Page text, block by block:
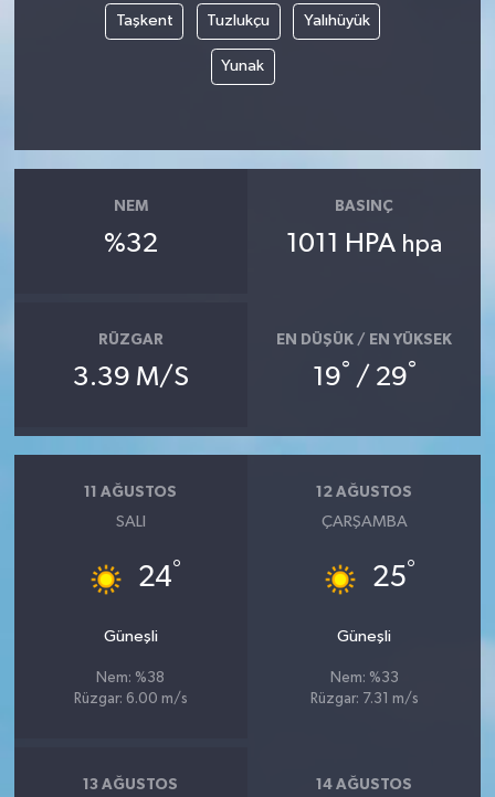
Taşkent Tuzlukçu Yalıhüyük
Yunak
NEM
%32
BASINÇ
1011 HPA hpa
RÜZGAR
3.39 M/S
EN DÜŞÜK / EN YÜKSEK
19° / 29°
11 AĞUSTOS
SALI
24°
Güneşli
Nem: %38
Rüzgar: 6.00 m/s
12 AĞUSTOS
ÇARŞAMBA
25°
Güneşli
Nem: %33
Rüzgar: 7.31 m/s
13 AĞUSTOS 14 AĞUSTOS